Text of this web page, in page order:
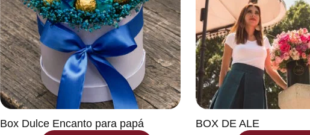
Box Dulce Encanto para papá BOX DE ALE